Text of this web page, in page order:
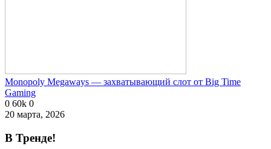
Monopoly Megaways — захватывающий слот от Big Time
Gaming
0 60k 0
20 марта, 2026
В Тренде!